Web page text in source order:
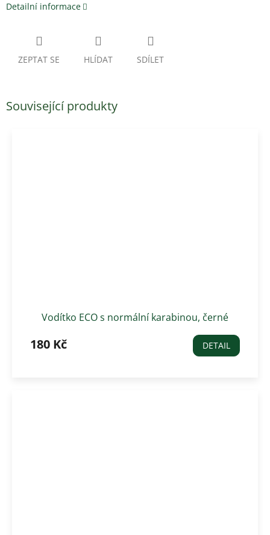
Detailní informace
ZEPTAT SE HLÍDAT SDÍLET
Související produkty
Vodítko ECO s normální karabinou, černé
180 Kč DETAIL